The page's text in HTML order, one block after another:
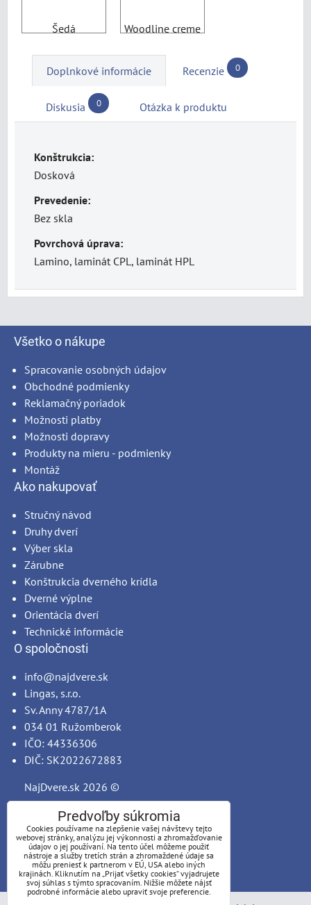
Šedá Woodline creme
Doplnkové informácie Recenzie 0
Diskusia 0 Otázka k produktu
Konštrukcia:
Dosková
Prevedenie:
Bez skla
Povrchová úprava:
Lamino, laminát CPL, laminát HPL
Všetko o nákupe
Spracovanie osobných údajov
Obchodné podmienky
Reklamačný poriadok
Možnosti platby
Možnosti dopravy
Produkty na mieru - podmienky
Montáž
Ako nakupovať
Stručný návod
Druhy dverí
Výber skla
Zárubne
Konštrukcia dverného krídla
Dverné výplne
Orientácia dverí
Technické informácie
O spoločnosti
info@najdvere.sk
Lingas, s.r.o.
Sv. Anny 4787/1A
034 01 Ružomberok
IČO: 44336306
DIČ: SK2022672883
NajDvere.sk 2026 ©
Predvoľby súkromia
Cookies používame na zlepšenie vašej návštevy tejto
webovej stránky, analýzu jej výkonnosti a zhromažďovanie
údajov o jej používaní. Na tento účel môžeme použiť
nástroje a služby tretích strán a zhromaždené údaje sa
môžu preniesť k partnerom v EÚ, USA alebo iných
krajinách. Kliknutím na „Prijať všetky cookies“ vyjadrujete
svoj súhlas s týmto spracovaním. Nižšie môžete nájsť
podrobné informácie alebo upraviť svoje preferencie.